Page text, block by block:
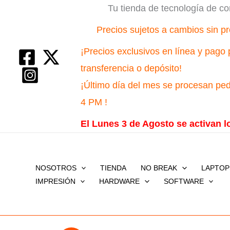
Tu tienda de tecnología de
Precios sujetos a cambios sin
¡Precios exclusivos en línea y pago
transferencia o depósito!
¡Último día del mes se procesan
4 PM !
El Lunes 3 de Agosto se activan
NOSOTROS TIENDA NO BREAK
IMPRESIÓN
HARDWARE SOFTWARE